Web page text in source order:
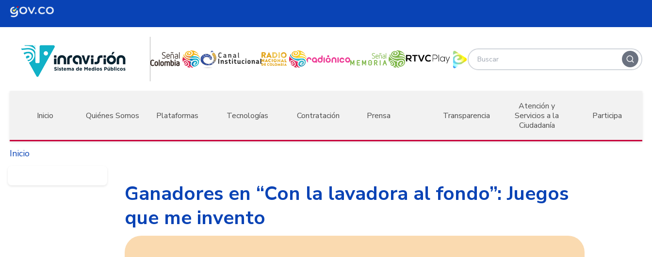
Pasar al contenido principal
Inicio Quiénes Somos Plataformas Tecnologías Contratación Prensa Transparencia
Atención y
Servicios a la
Ciudadanía
Participa
Inicio
Ganadores en “Con la lavadora al fondo”: Juegos
que me invento